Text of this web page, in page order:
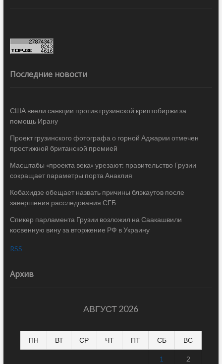
Последние новости
США ввели санкции против грузинской криптобиржи за
помощь Ирану
Проект грузинского фотографа о горной Аджарии отмечен
престижной британской премией
Масштабы «проекта века» урезают: правительство Грузии
сокращает параметры порта Анаклия
Кобахидзе обещает назвать причины блэкаутов после
завершения расследования СГБ
Спикер парламента Грузии возложил на Саакашвили
косвенную вину за вторжение РФ в Украину
RSS
Архив
АВГУСТ 2026
ПН ВТ СР ЧТ ПТ СБ ВС
1 2